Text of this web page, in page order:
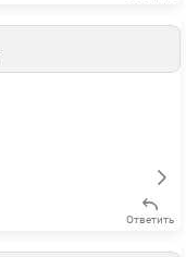
Ответить